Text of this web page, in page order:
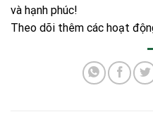
và hạnh phúc!
Theo dõi thêm các hoạt